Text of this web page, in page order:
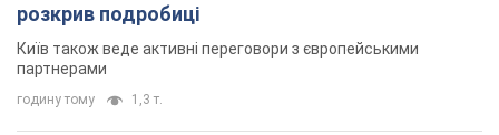
розкрив подробиці
Київ також веде активні переговори з європейськими
партнерами
годину тому 1,3 т.